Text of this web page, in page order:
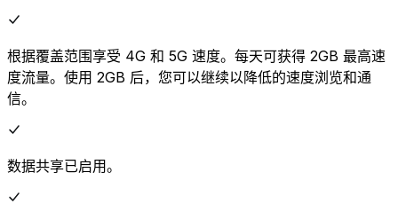
根据覆盖范围享受 4G 和 5G 速度。每天可获得 2GB 最高速
度流量。使用 2GB 后，您可以继续以降低的速度浏览和通
信。
数据共享已启用。